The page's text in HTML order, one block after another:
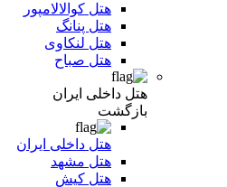
هتل کوالالامپور
هتل پنانگ
هتل لنکاوی
هتل صباح
هتل داخلی ایران
بازگشت
هتل داخلی ایران
هتل مشهد
هتل کیش